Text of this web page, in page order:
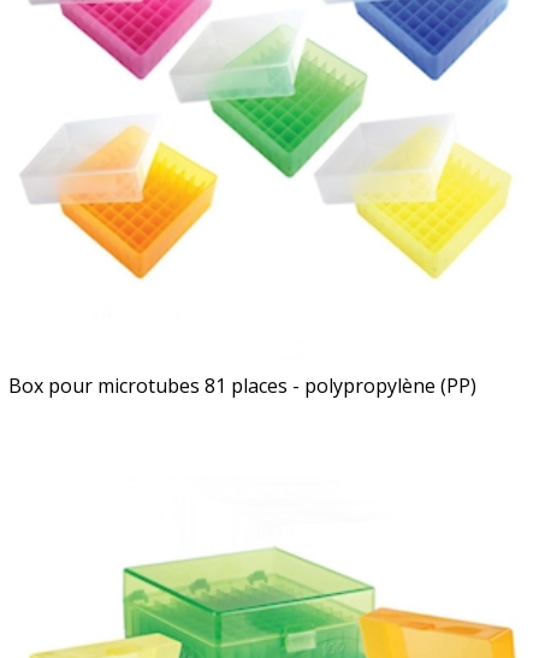
Box pour microtubes 81 places - polypropylène (PP)